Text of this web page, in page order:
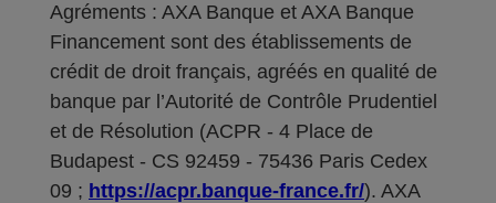
Agréments : AXA Banque et AXA Banque
Financement sont des établissements de
crédit de droit français, agréés en qualité de
banque par l’Autorité de Contrôle Prudentiel
et de Résolution (ACPR - 4 Place de
Budapest - CS 92459 - 75436 Paris Cedex
09 ; https://acpr.banque-france.fr/). AXA